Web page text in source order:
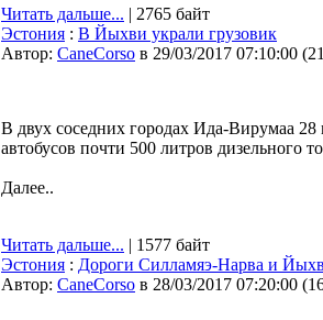
Читать дальше... | 2765 байт
Эстония : В Йыхви украли грузовик
Автор: CaneCorso в 29/03/2017 07:10:00 (
В двух соседних городах Ида-Вирумаа
автобусов почти 500 литров дизельного
Далее..
Читать дальше... | 1577 байт
Эстония : Дороги Силламяэ-Нарва и
Автор: CaneCorso в 28/03/2017 07:20:00 (